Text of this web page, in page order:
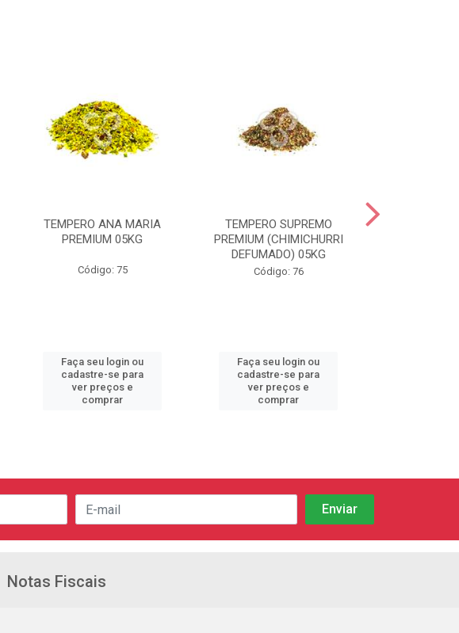
TEMPERO ANA MARIA
PREMIUM 05KG
Código: 75
Faça seu login ou
cadastre-se para
ver preços e
comprar
TEMPERO SUPREMO
PREMIUM (CHIMICHURRI
DEFUMADO) 05KG
Código: 76
Faça seu login ou
cadastre-se para
ver preços e
comprar
Notas Fiscais